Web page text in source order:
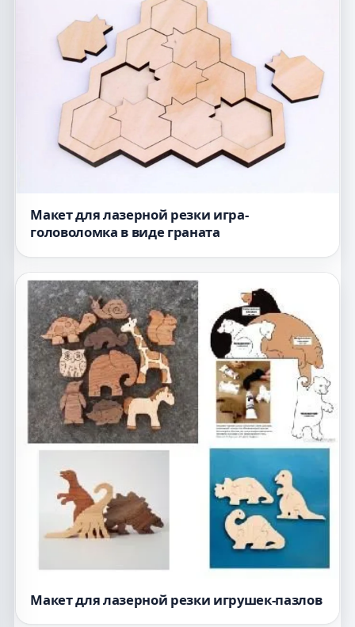
Макет для лазерной резки игра-
головоломка в виде граната
Макет для лазерной резки игрушек-пазлов